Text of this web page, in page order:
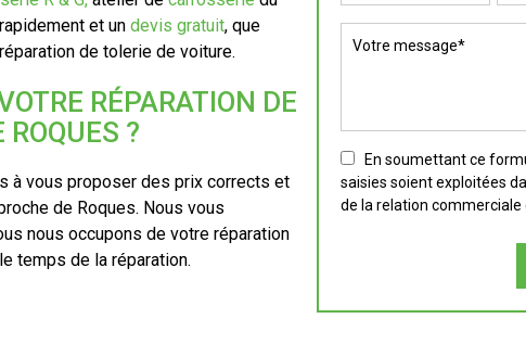
et un devis gratuit, que
de tolerie de voiture.
RÉPARATION DE
?
à vous proposer des prix corrects et
de Roques. Nous vous
nous occupons de votre réparation
temps de la réparation.
En soumettant ce
saisies soient exploitées
de la relation commerciale